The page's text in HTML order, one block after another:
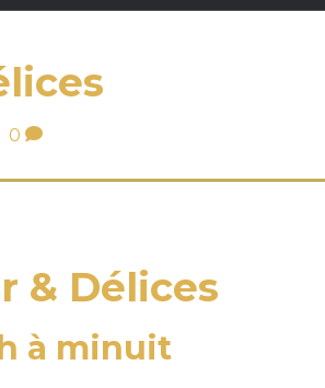
0
& Délices
à minuit